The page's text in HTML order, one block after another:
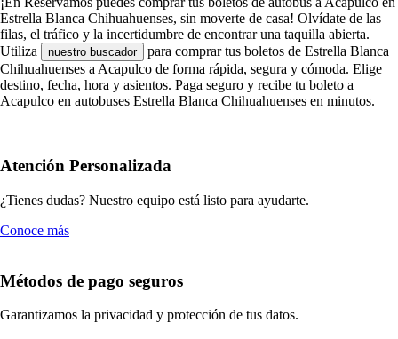
Estrella Blanca Chihuahuenses, sin moverte de casa! Olvídate de las
filas, el tráfico y la incertidumbre de encontrar una taquilla abierta.
Utiliza
nuestro buscador
para comprar tus boletos de Estrella Blanca
Chihuahuenses a Acapulco de forma rápida, segura y cómoda. Elige
destino, fecha, hora y asientos. Paga seguro y recibe tu boleto a
Acapulco en autobuses Estrella Blanca Chihuahuenses en minutos.
Atención Personalizada
¿Tienes dudas? Nuestro equipo está listo para ayudarte.
Conoce más
Métodos de pago seguros
Garantizamos la privacidad y protección de tus datos.